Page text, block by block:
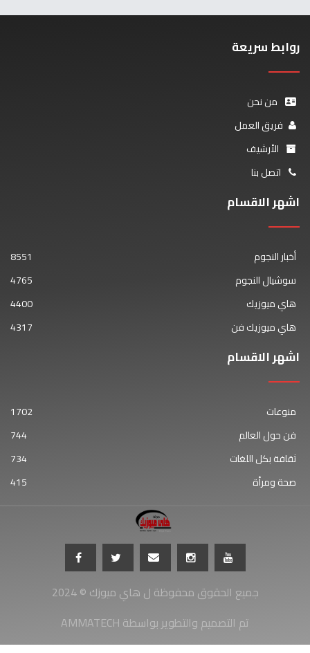
روابط سريعة
من نحن
فريق العمل
الأرشيف
اتصل بنا
اشهر الاقسام
أخبار النجوم
8551
سوشيال النجوم
4765
هاي ميوزيك
4400
هاي ميوزيك فن
4317
اشهر الاقسام
منوعات
1702
فن حول العالم
744
ثقافة بكل اللغات
734
صحة ومرأة
415
جميع الحقوق محفوظة ل هاي ميوزك © 2024
AMMATECH تم التصميم والتطوير بواسطة